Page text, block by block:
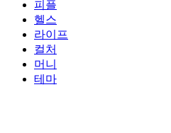
피플
헬스
라이프
컬처
머니
테마